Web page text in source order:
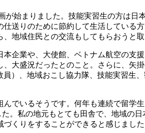
始まりました。技能実習生の方は日
送りのために節約して生活している
地域住民との交流もしてもらおうと取
企業や、大使館、ベトナム航空の支
大盛況だったとのこと。さらに、矢
）、地域おこし協力隊、技能実習生
でいるそうです。何年も連続で留学
。私の地元もとても田舎で、地域の
くりをすることができると感じました